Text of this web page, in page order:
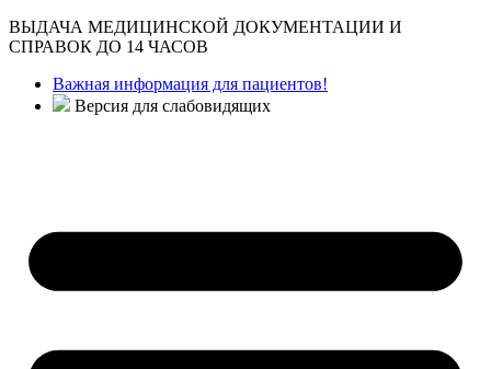
ВЫДАЧА МЕДИЦИНСКОЙ ДОКУМЕНТАЦИИ И
СПРАВОК ДО 14 ЧАСОВ
Важная информация для пациентов!
Версия для слабовидящих